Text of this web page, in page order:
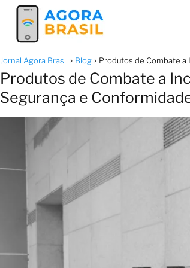
Jornal Agora Brasil Blog Produtos de Combate a
Produtos de Combate a
Segurança e